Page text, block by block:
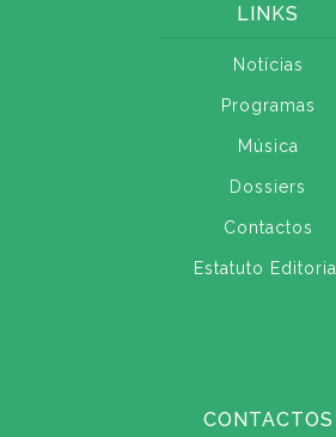
LINKS
Notícias
Programas
Música
Dossiers
Contactos
Estatuto Editorial
CONTACTOS